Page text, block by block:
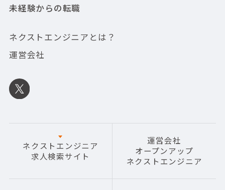
未経験からの転職
ネクストエンジニアとは？
運営会社
ネクストエンジニア
求人検索サイト
運営会社
オープンアップ
ネクストエンジニア